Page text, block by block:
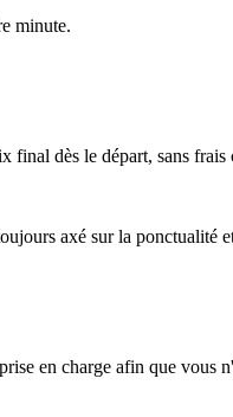
minute.
dès le départ, sans frais
axé sur la ponctualité
en charge afin que vous